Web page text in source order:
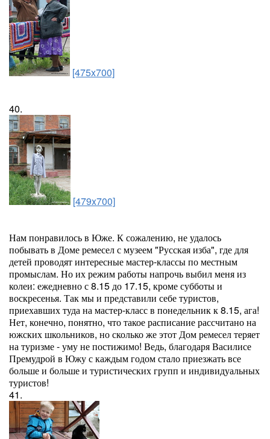
[475x700]
40.
[479x700]
Нам понравилось в Юже. К сожалению, не удалось
побывать в Доме ремесел с музеем "Русская изба", где для
детей проводят интересные мастер-классы по местным
промыслам. Но их режим работы напрочь выбил меня из
колеи: ежедневно с 8.15 до 17.15, кроме субботы и
воскресенья. Так мы и представили себе туристов,
приехавших туда на мастер-класс в понедельник к 8.15, ага!
Нет, конечно, понятно, что такое расписание рассчитано на
южских школьников, но сколько же этот Дом ремесел теряет
на туризме - уму не постижимо! Ведь, благодаря Василисе
Премудрой в Южу с каждым годом стало приезжать все
больше и больше и туристических групп и индивидуальных
туристов!
41.